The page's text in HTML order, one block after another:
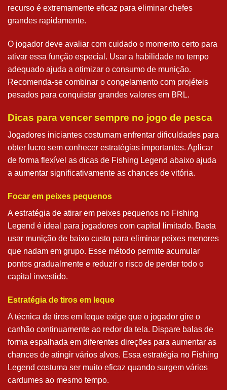
recurso é extremamente eficaz para eliminar chefes
grandes rapidamente.
O jogador deve avaliar com cuidado o momento certo para
ativar essa função especial. Usar a habilidade no tempo
adequado ajuda a otimizar o consumo de munição.
Recomenda-se combinar o congelamento com projéteis
pesados para conquistar grandes valores em BRL.
Dicas para vencer sempre no jogo de pesca
Jogadores iniciantes costumam enfrentar dificuldades para
obter lucro sem conhecer estratégias importantes. Aplicar
de forma flexível as dicas de Fishing Legend abaixo ajuda
a aumentar significativamente as chances de vitória.
Focar em peixes pequenos
A estratégia de atirar em peixes pequenos no Fishing
Legend é ideal para jogadores com capital limitado. Basta
usar munição de baixo custo para eliminar peixes menores
que nadam em grupo. Esse método permite acumular
pontos gradualmente e reduzir o risco de perder todo o
capital investido.
Estratégia de tiros em leque
A técnica de tiros em leque exige que o jogador gire o
canhão continuamente ao redor da tela. Dispare balas de
forma espalhada em diferentes direções para aumentar as
chances de atingir vários alvos. Essa estratégia no Fishing
Legend costuma ser muito eficaz quando surgem vários
cardumes ao mesmo tempo.